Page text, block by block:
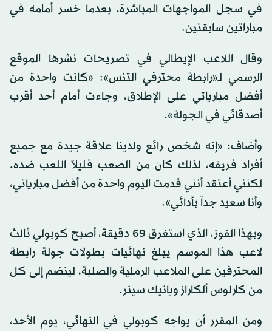
في سجل المواجهات المباشرة، بعدما خسر أمامه في
مباراتين سابقتين.
وقال اللاعب الإيطالي في تصريحات نشرها الموقع
الرسمي لـ«رابطة محترفي التنس»: «كانت واحدة من
أفضل مبارياتي على الإطلاق، وجاءت أمام أحد أقرب
أصدقائي في الجولة».
وأضاف: «إنه شخص رائع ولدينا علاقة جيدة مع جميع
أفراد فريقه، لذلك كان من الصعب قليلاً اللعب ضده.
لكنني أعتقد أنني قدمت اليوم واحدة من أفضل مبارياتي،
وأنا سعيد جداً بأدائي».
وبهذا الفوز، الذي استغرق 69 دقيقة، أصبح كوبولي ثالث
لاعب هذا الموسم يبلغ نهائيات بطولات جولة رابطة
المحترفين على الملاعب الرملية والصلبة، لينضم إلى كل
من كارلوس ألكاراز ويانيك سينر.
ومن المقرر أن يواجه كوبولي في النهائي، يوم الأحد،